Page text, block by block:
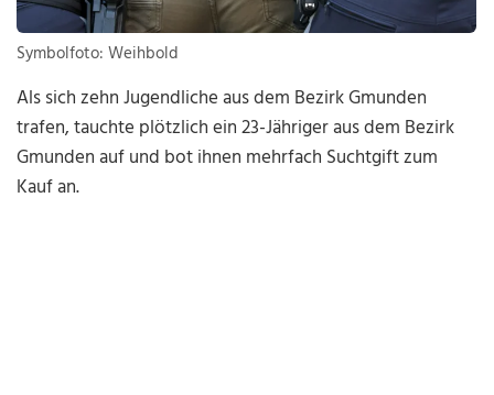
Symbolfoto: Weihbold
Als sich zehn Jugendliche aus dem Bezirk Gmunden
trafen, tauchte plötzlich ein 23-Jähriger aus dem Bezirk
Gmunden auf und bot ihnen mehrfach Suchtgift zum
Kauf an.